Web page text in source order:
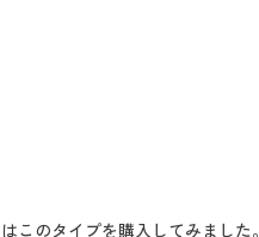
このタイプを購入してみました。